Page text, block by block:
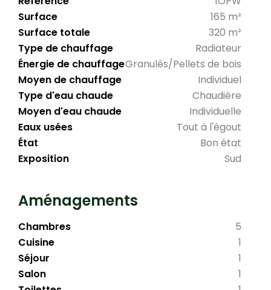
Surface
165 m²
Surface totale
320 m²
Type de chauffage
Radiateur
Énergie de chauffageGranulés/Pellets de bois
Moyen de chauffage
Individuel
Type d'eau chaude
Chaudière
Moyen d'eau chaude
Individuelle
Eaux usées
Tout à l'égout
État
Bon état
Exposition
Sud
Aménagements
5
Chambres
1
Cuisine
1
Séjour
1
Salon